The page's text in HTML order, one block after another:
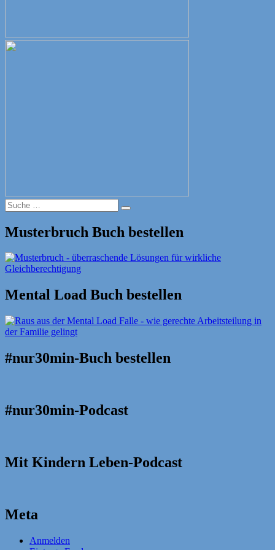
Suche
nach:
Suche
Musterbruch Buch bestellen
Mental Load Buch bestellen
#nur30min-Buch bestellen
#nur30min-Podcast
Mit Kindern Leben-Podcast
Meta
Anmelden